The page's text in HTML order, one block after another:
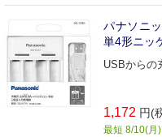
パナソニ
単4形ニッ
USBからの
1,172 円(
最短 8/10(月